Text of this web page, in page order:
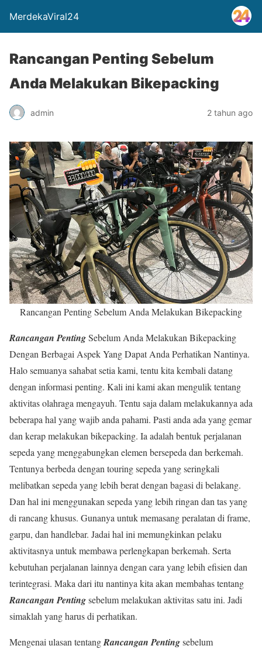
MerdekaViral24
Rancangan Penting Sebelum
Anda Melakukan Bikepacking
admin 2 tahun ago
Rancangan Penting Sebelum Anda Melakukan Bikepacking
Rancangan PentingSebelum Anda Melakukan Bikepacking
Dengan Berbagai Aspek Yang Dapat Anda Perhatikan Nantinya.
Halo semuanya sahabat setia kami, tentu kita kembali datang
dengan informasi penting. Kali ini kami akan mengulik tentang
aktivitas olahraga mengayuh. Tentu saja dalam melakukannya ada
beberapa hal yang wajib anda pahami. Pasti anda ada yang gemar
dan kerap melakukan bikepacking. Ia adalah bentuk perjalanan
sepeda yang menggabungkan elemen bersepeda dan berkemah.
Tentunya berbeda dengan touring sepeda yang seringkali
melibatkan sepeda yang lebih berat dengan bagasi di belakang.
Dan hal ini menggunakan sepeda yang lebih ringan dan tas yang
di rancang khusus. Gunanya untuk memasang peralatan di frame,
garpu, dan handlebar. Jadai hal ini memungkinkan pelaku
aktivitasnya untuk membawa perlengkapan berkemah. Serta
kebutuhan perjalanan lainnya dengan cara yang lebih efisien dan
terintegrasi. Maka dari itu nantinya kita akan membahas tentang
Rancangan Pentingsebelum melakukan aktivitas satu ini. Jadi
simaklah yang harus di perhatikan.
Mengenai ulasan tentangRancangan Pentingsebelum